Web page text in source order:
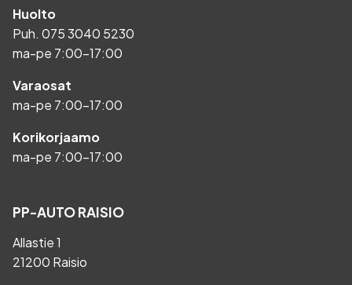
Huolto
Puh. 075 3040 5230
ma-pe 7:00-17:00
Varaosat
ma-pe 7:00-17:00
Korikorjaamo
ma-pe 7:00-17:00
PP-AUTO RAISIO
Allastie 1
21200 Raisio